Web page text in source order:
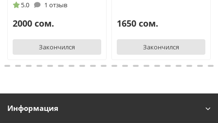
5.0 1 отзыв
2000 сом.
Закончился
1650 сом.
Закончился
Информация